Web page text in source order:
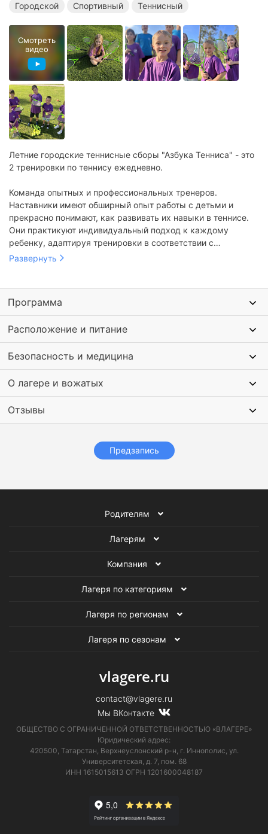
Городской Спортивный Теннисный
Летние городские теннисные сборы "Азбука Тенниса" - это
2 тренировки по теннису ежедневно.
Команда опытных и профессиональных тренеров.
Наставники имеют обширный опыт работы с детьми и
прекрасно понимают, как развивать их навыки в теннисе.
Они практикуют индивидуальный подход к каждому
ребенку, адаптируя тренировки в соответствии с
возрастом, уровнем навыков и целями игроков.
раскрыть свой потенциал и достичь новых высот в этом
спорте.
Развернуть
Смотреть
видео
Программа
Расположение и питание
Безопасность и медицина
О лагере и вожатых
Отзывы
Предзапись
Родителям
Лагерям
Компания
Лагеря по категориям
Лагеря по регионам
Лагеря по сезонам
vlagere.ru
contact@vlagere.ru
Мы ВКонтакте
ОБЩЕСТВО С ОГРАНИЧЕННОЙ ОТВЕТСТВЕННОСТЬЮ «ВЛАГЕРЕ»
Юридический адрес:
420500, Татарстан, Верхнеуслонский р-н, г. Иннополис, ул.
Университетская, д. 7, пом. 68
ИНН 1615015613 ОГРН 1201600048187